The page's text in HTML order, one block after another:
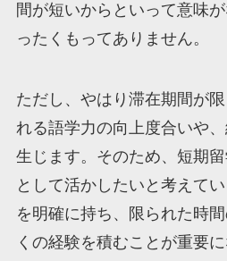
間が短いからといって意味
ったくもってありません。
ただし、やはり滞在期間が
れる語学力の向上度合いや
生じます。そのため、短期留
として活かしたいと考えて
を明確に持ち、限られた時
くの経験を積むことが重要